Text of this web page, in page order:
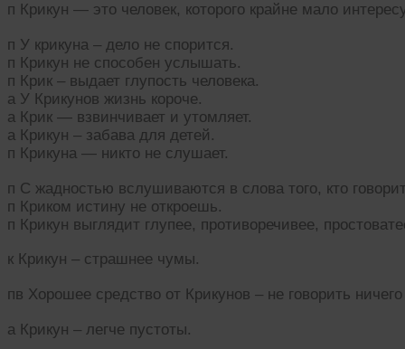
п Крикун — это человек, которого крайне мало
п У крикуна – дело не спорится.
п Крикун не способен услышать.
п Крик – выдает глупость человека.
а У Крикунов жизнь короче.
а Крик — взвинчивает и утомляет.
а Крикун – забава для детей.
п Крикуна — никто не слушает.
п С жадностью вслушиваются в слова того, кто
п Криком истину не откроешь.
п Крикун выглядит глупее, противоречивее,
к Крикун – страшнее чумы.
пв Хорошее средство от Крикунов – не говорить
а Крикун – легче пустоты.